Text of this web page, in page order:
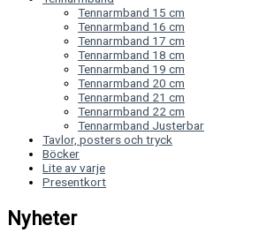
Tennarmband 15 cm
Tennarmband 16 cm
Tennarmband 17 cm
Tennarmband 18 cm
Tennarmband 19 cm
Tennarmband 20 cm
Tennarmband 21 cm
Tennarmband 22 cm
Tennarmband Justerbar
Tavlor, posters och tryck
Böcker
Lite av varje
Presentkort
Nyheter